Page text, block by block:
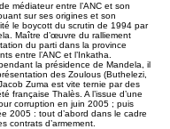
médiateur entre l’ANC et son
sur ses origines et son
le boycott du scrutin de 1994 par
Maître d’œuvre du ralliement
du parti dans la province
entre l’ANC et l’Inkatha.
la présidence de Mandela, il
des Zoulous (Buthelezi,
Zuma est vite ternie par des
française Thalès. A l’issue d’une
corruption en juin 2005 ; puis
2005 : tout d’abord dans le cadre
contrats d’armement.